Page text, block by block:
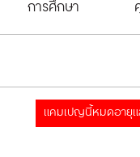
การศึกษา
แคมเปญนี้หมดอายุ